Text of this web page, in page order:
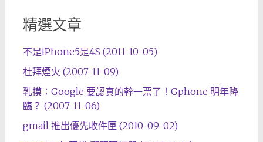
精選文章
不是iPhone5是4S (2011-10-05)
杜拜煙火 (2007-11-09)
乳摸：Google 要認真的幹一票了！Gphone 明年降
臨？ (2007-11-06)
gmail 推出優先收件匣 (2010-09-02)